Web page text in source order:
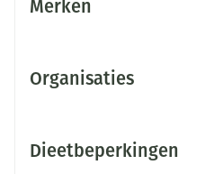
Merken
Organisaties
Dieetbeperkingen